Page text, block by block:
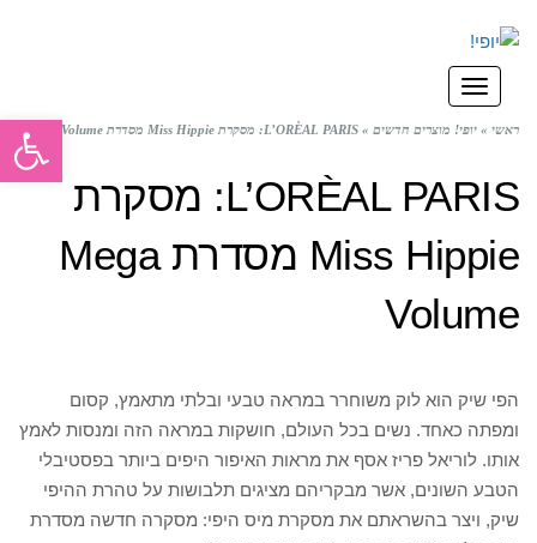
תפריט
ראשי » יופי! מוצרים חדשים » L’ORÈAL PARIS: מסקרת Miss Hippie מסדרת Mega Volume
L’ORÈAL PARIS: מסקרת
Miss Hippie מסדרת Mega
Volume
הפי שיק הוא לוק משוחרר במראה טבעי ובלתי מתאמץ, קסום
ומפתה כאחד. נשים בכל העולם, חושקות במראה הזה ומנסות לאמץ
אותו. לוריאל פריז אסף את מראות האיפור היפים ביותר בפסטיבלי
הטבע השונים, אשר מבקריהם מציגים תלבושות על טהרת ההיפי
שיק, ויצר בהשראתם את מסקרת מיס היפי: מסקרה חדשה מסדרת
פתח